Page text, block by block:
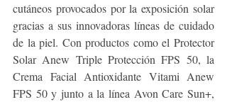
cutáneos provocados por la exposición solar
gracias a sus innovadoras líneas de cuidado
de la piel. Con productos como el Protector
Solar Anew Triple Protección FPS 50, la
Crema Facial Antioxidante Vitami Anew
FPS 50 y junto a la línea Avon Care Sun+,